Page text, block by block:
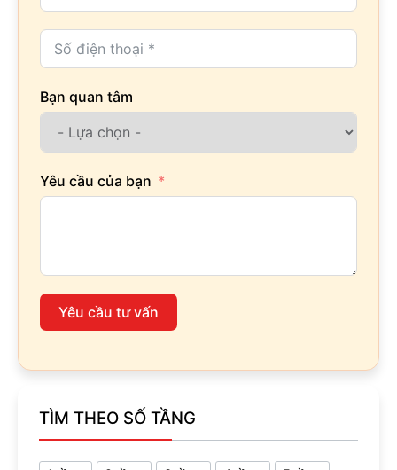
Bạn quan tâm
Yêu cầu của bạn
Yêu cầu tư vấn
TÌM THEO SỐ TẦNG